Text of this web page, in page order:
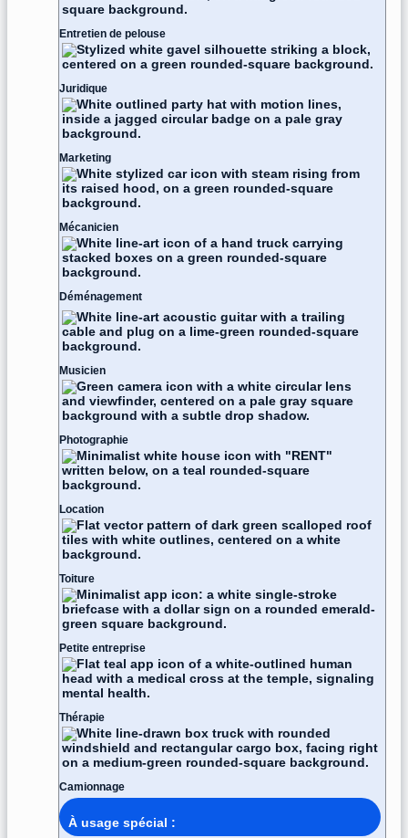
Entretien de pelouse
Juridique
Marketing
Mécanicien
Déménagement
Musicien
Photographie
Location
Toiture
Petite entreprise
Thérapie
Camionnage
À usage spécial :